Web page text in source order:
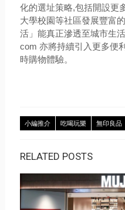
化的選址策略,包括開設更
大學校園等社區發展豐富
活」能真正滲透至城市生
com 亦將持續引入更多便
時購物體驗。
小編推介 吃喝玩樂 無印良品
RELATED POSTS